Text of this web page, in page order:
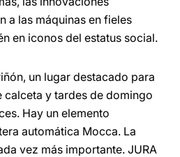
a las máquinas en fieles
en iconos del estatus social.
un lugar destacado para
calceta y tardes de domingo
Hay un elemento
automática Mocca. La
vez más importante. JURA